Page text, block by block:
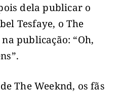
dela publicar o
Tesfaye, o The
publicação: “Oh,
The Weeknd, os fãs